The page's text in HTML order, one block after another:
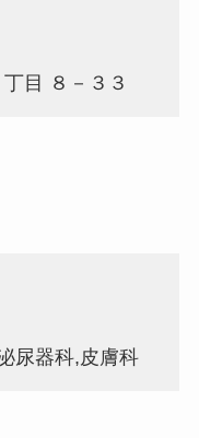
目 ８－３３
尿器科,皮膚科